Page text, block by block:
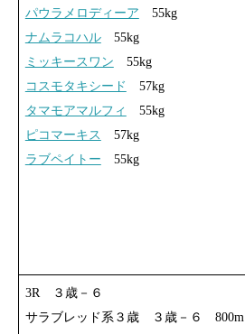
パウラメロディーア 55kg
ナムラコハル55kg
ミッキースワン 55kg
コスモタキシード
57kg
タマモアマルフィ
55kg
ピコマーキス
57kg
ラブペイトー 55kg
3R ３歳－６
サラブレッド系３歳 ３歳－６ 800m